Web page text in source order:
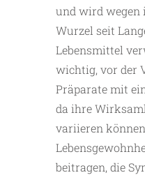
und wird wegen
Wurzel seit
Lebensmittel
wichtig, vor der
Präparate mit
da ihre
variieren
beitragen, die